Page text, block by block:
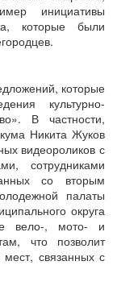
инициативы
которые были
которые
культурно-
В частности,
Никита Жуков
видеороликов с
сотрудниками
со вторым
палаты
округа
вело-, мото- и
что позволит
мест, связанных с